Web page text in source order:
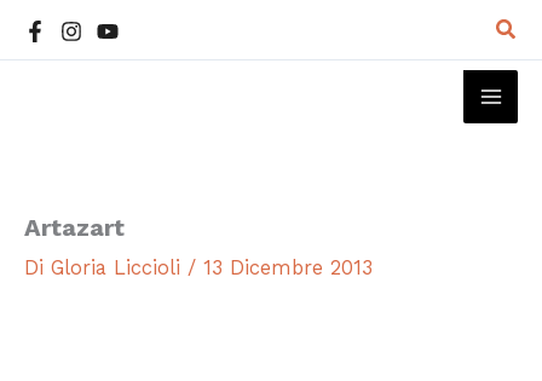
Artazart
Di Gloria Liccioli / 13 Dicembre 2013